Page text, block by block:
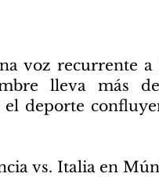
voz recurrente
lleva más de
deporte
vs. Italia en